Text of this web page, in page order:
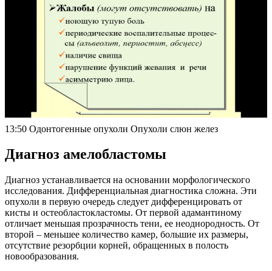
13:50 Одонтогенные опухоли Опухоли слюн желез
Диагноз амелобластомы
Диагноз устанавливается на основании морфологического
исследования. Дифференциальная диагностика сложна. Эти
опухоли в первую очередь следует дифференцировать от
кисты и остеобластокластомы. От первой адамантиному
отличает меньшая прозрачность тени, ее неоднородность. От
второй – меньшее количество камер, большие их размеры,
отсутствие резорбции корней, обращенных в полость
новообразования.